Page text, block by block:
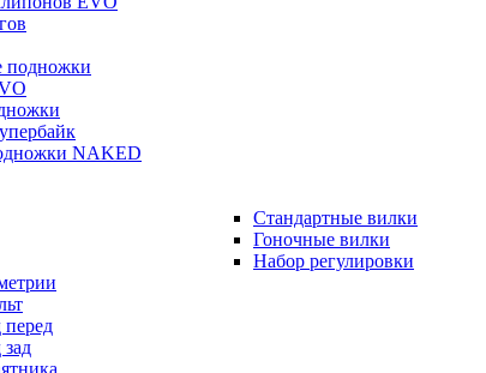
подножки
NAKED
Стандартные вилки
Гоночные вилки
Набор регулировки